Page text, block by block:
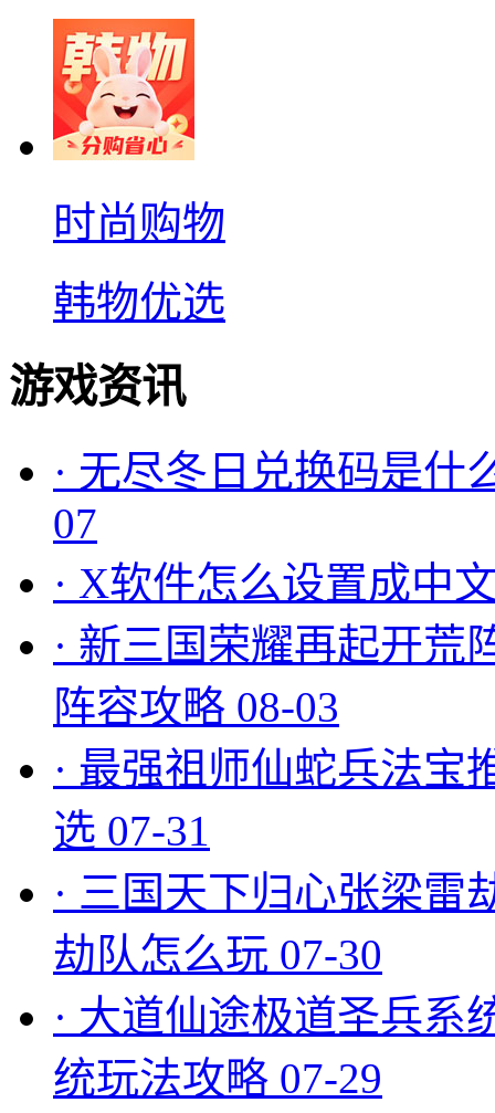
时尚购物
韩物优选
游戏资讯
· 无尽冬日兑换码是什
07
· X软件怎么设置成中
· 新三国荣耀再起开荒
阵容攻略 08-03
· 最强祖师仙蛇兵法宝
选 07-31
· 三国天下归心张梁雷
劫队怎么玩 07-30
· 大道仙途极道圣兵系
统玩法攻略 07-29